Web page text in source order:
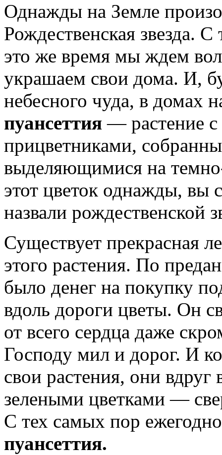
Однажды на Земле
Рождественская звезда.
это же время мы ждем
украшаем свои дома. И,
небесного чуда, в домах
пуансеттия — растение
прицветниками,
выделяющимися на
этот цветок однажды, вы
назвали рождественской
Существует прекрасная
этого растения. По
было денег на покупку
вдоль дороги цветы. Он
от всего сердца даже
Господу мил и дорог. И
свои растения, они
зелеными цветками —
С тех самых пор
пуансеттия.